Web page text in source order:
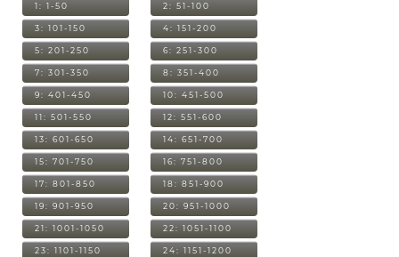
1: 1-50 2: 51-100
3: 101-150 4: 151-200
5: 201-250 6: 251-300
7: 301-350 8: 351-400
9: 401-450 10: 451-500
11: 501-550 12: 551-600
13: 601-650 14: 651-700
15: 701-750 16: 751-800
17: 801-850 18: 851-900
19: 901-950 20: 951-1000
21: 1001-1050 22: 1051-1100
23: 1101-1150 24: 1151-1200